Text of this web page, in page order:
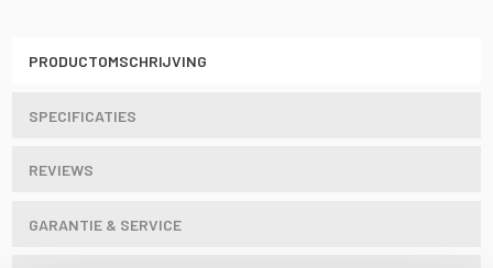
PRODUCTOMSCHRIJVING
SPECIFICATIES
REVIEWS
GARANTIE & SERVICE